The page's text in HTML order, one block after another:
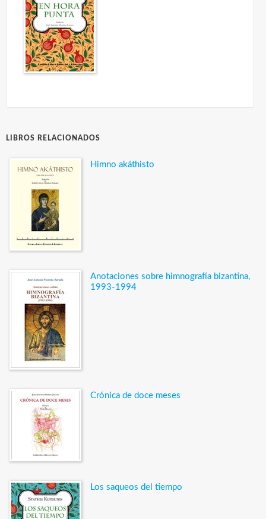
LIBROS RELACIONADOS
Himno akáthisto
Anotaciones sobre himnografía bizantina,
1993-1994
Crónica de doce meses
Los saqueos del tiempo